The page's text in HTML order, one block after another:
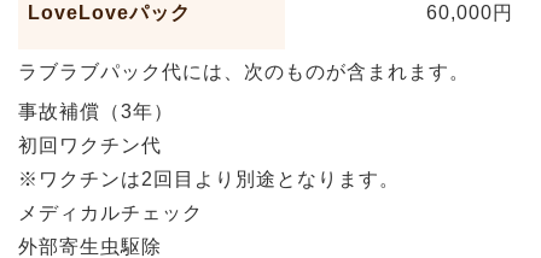
LoveLoveパック 60,000円
ラブラブパック代には、次のものが含まれます。
事故補償（3年）
初回ワクチン代
※ワクチンは2回目より別途となります。
メディカルチェック
外部寄生虫駆除